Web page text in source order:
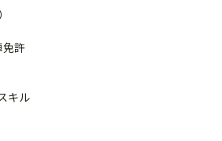
免許
キル